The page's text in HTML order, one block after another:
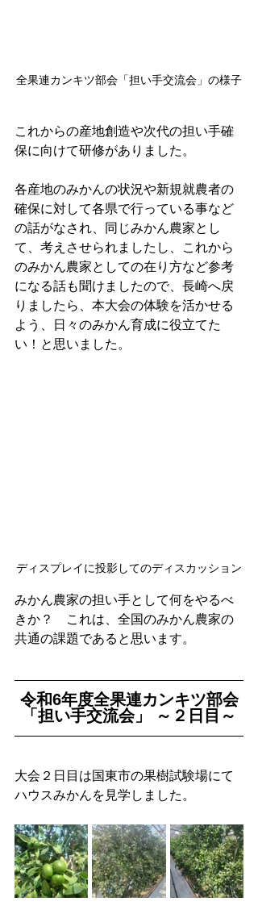
全果連カンキツ部会「担い手交流会」の様子
これからの産地創造や次代の担い手確
保に向けて研修がありました。
各産地のみかんの状況や新規就農者の
確保に対して各県で行っている事など
の話がなされ、同じみかん農家とし
て、考えさせられましたし、これから
のみかん農家としての在り方など参考
になる話も聞けましたので、長崎へ戻
りましたら、本大会の体験を活かせる
よう、日々のみかん育成に役立てた
い！と思いました。
ディスプレイに投影してのディスカッション
みかん農家の担い手として何をやるべ
きか？　これは、全国のみかん農家の
共通の課題であると思います。
令和6年度全果連カンキツ部会
「担い手交流会」 ～２日目～
大会２日目は国東市の果樹試験場にて
ハウスみかんを見学しました。